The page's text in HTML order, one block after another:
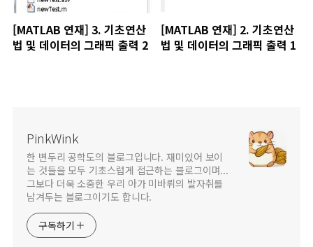
[MATLAB 연재] 3. 기초연산
법 및 데이터의 그래픽 출력 2
[MATLAB 연재] 2. 기초연산
법 및 데이터의 그래픽 출력 1
PinkWink
한 변두리 공학도의 블로그입니다. 재미있어 보이
는 것들을 모두 기초스럽게 접근하는 블로그이며...
그보다 더욱 소중한 우리 아가 미바뤼의 발자취를
남겨두는 블로그이기도 합니다.
구독하기